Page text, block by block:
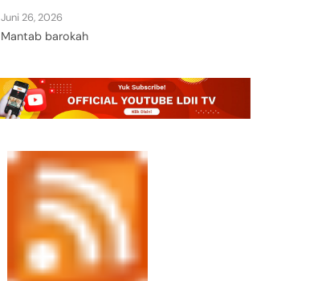
Juni 26, 2026
Mantab barokah